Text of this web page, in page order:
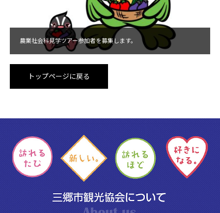
農業社会科見学ツアー参加者を募集します。
トップページに戻る